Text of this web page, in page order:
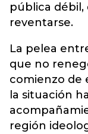
pública débil,
reventarse.
La pelea
que no
comienzo de
la situación
región